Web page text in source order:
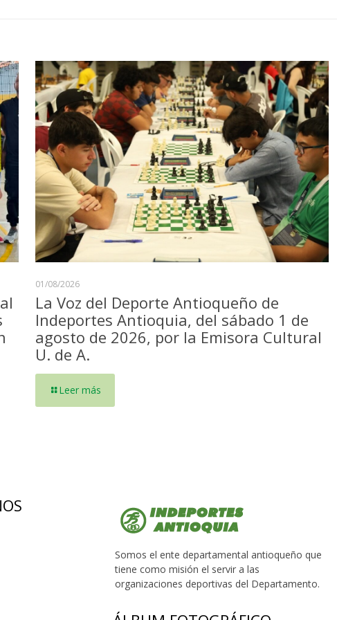
01/08/2026
La Voz del Deporte Antioqueño de
Indeportes Antioquia, del sábado 1 de
agosto de 2026, por la Emisora Cultural
U. de A.
Leer más
Somos el ente departamental antioqueño que
tiene como misión el servir a las
organizaciones deportivas del Departamento.